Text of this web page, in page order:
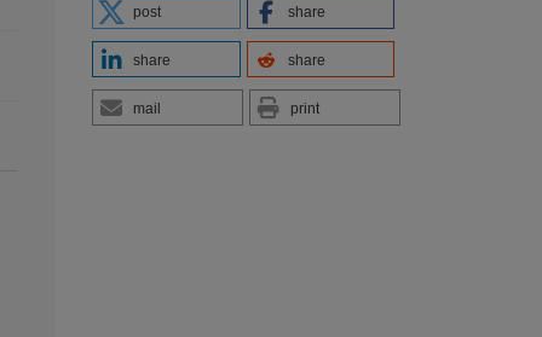
post share
share share
mail print